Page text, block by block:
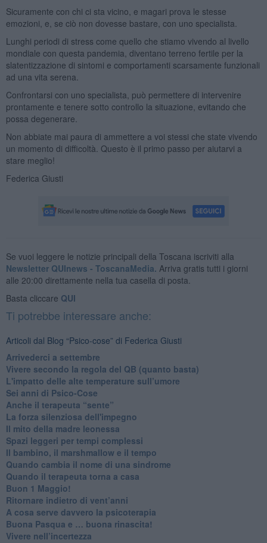
Sicuramente con chi ci sta vicino, e magari prova le stesse
emozioni, e, se ciò non dovesse bastare, con uno specialista.
Lunghi periodi di stress come quello che stiamo vivendo al livello
mondiale con questa pandemia, diventano terreno fertile per la
slatentizzazione di sintomi e comportamenti scarsamente funzionali
ad una vita serena.
Confrontarsi con uno specialista, può permettere di intervenire
prontamente e tenere sotto controllo la situazione, evitando che
possa degenerare.
Non abbiate mai paura di ammettere a voi stessi che state vivendo
un momento di difficoltà. Questo è il primo passo per aiutarvi a
stare meglio!
Federica Giusti
Se vuoi leggere le notizie principali della Toscana iscriviti alla
Newsletter QUInews - ToscanaMedia. Arriva gratis tutti i giorni
alle 20:00 direttamente nella tua casella di posta.
Basta cliccare QUI
Ti potrebbe interessare anche:
Articoli dal Blog “Psico-cose” di Federica Giusti
​Arrivederci a settembre
​Vivere secondo la regola del QB (quanto basta)
​L'impatto delle alte temperature sull’umore
Sei anni di Psico-Cose
​Anche il terapeuta “sente”
​La forza silenziosa dell'impegno
​Il mito della madre leonessa
Spazi leggeri per tempi complessi
Il bambino, il marshmallow e il tempo
​Quando cambia il nome di una sindrome
​Quando il terapeuta torna a casa
​Buon 1 Maggio!
Ritornare indietro di vent’anni
​A cosa serve davvero la psicoterapia
​Buona Pasqua e … buona rinascita!
​Vivere nell’incertezza